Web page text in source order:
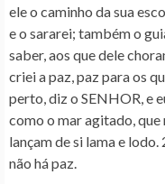
ele o caminho da sua
e o sararei; também o
saber,aos que dele
criei a paz, paz para os
perto, diz o SENHOR, e
como o mar agitado, que
lançam de si lama e lodo.
não há paz.